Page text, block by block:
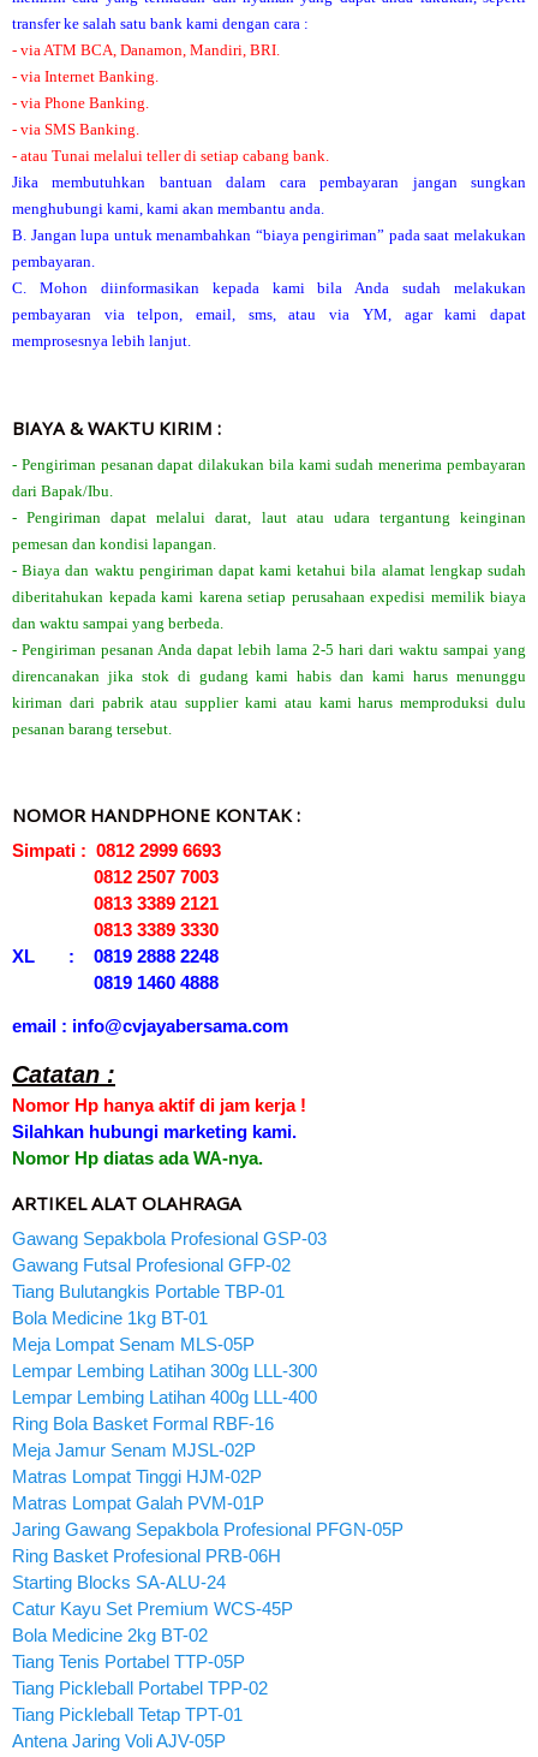
transfer ke salah satu bank kami dengan cara :
- via ATM BCA, Danamon, Mandiri, BRI.
- via Internet Banking.
- via Phone Banking.
- via SMS Banking.
- atau Tunai melalui teller di setiap cabang bank.
Jika membutuhkan bantuan dalam cara pembayaran jangan sungkan
menghubungi kami, kami akan membantu anda.
B. Jangan lupa untuk menambahkan “biaya pengiriman” pada saat melakukan
pembayaran.
C. Mohon diinformasikan kepada kami bila Anda sudah melakukan
pembayaran via telpon, email, sms, atau via YM, agar kami dapat
memprosesnya lebih lanjut.
BIAYA & WAKTU KIRIM :
- Pengiriman pesanan dapat dilakukan bila kami sudah menerima pembayaran
dari Bapak/Ibu.
- Pengiriman dapat melalui darat, laut atau udara tergantung keinginan
pemesan dan kondisi lapangan.
- Biaya dan waktu pengiriman dapat kami ketahui bila alamat lengkap sudah
diberitahukan kepada kami karena setiap perusahaan expedisi memilik biaya
dan waktu sampai yang berbeda.
- Pengiriman pesanan Anda dapat lebih lama 2-5 hari dari waktu sampai yang
direncanakan jika stok di gudang kami habis dan kami harus menunggu
kiriman dari pabrik atau supplier kami atau kami harus memproduksi dulu
pesanan barang tersebut.
NOMOR HANDPHONE KONTAK :
Simpati : 0812 2999 6693
0812 2507 7003
0813 3389 2121
0813 3389 3330
XL : 0819 2888 2248
0819 1460 4888
email : info@cvjayabersama.com
Catatan :
Nomor Hp hanya aktif di jam kerja !
Silahkan hubungi marketing kami.
Nomor Hp diatas ada WA-nya.
ARTIKEL ALAT OLAHRAGA
Gawang Sepakbola Profesional GSP-03
Gawang Futsal Profesional GFP-02
Tiang Bulutangkis Portable TBP-01
Bola Medicine 1kg BT-01
Meja Lompat Senam MLS-05P
Lempar Lembing Latihan 300g LLL-300
Lempar Lembing Latihan 400g LLL-400
Ring Bola Basket Formal RBF-16
Meja Jamur Senam MJSL-02P
Matras Lompat Tinggi HJM-02P
Matras Lompat Galah PVM-01P
Jaring Gawang Sepakbola Profesional PFGN-05P
Ring Basket Profesional PRB-06H
Starting Blocks SA-ALU-24
Catur Kayu Set Premium WCS-45P
Bola Medicine 2kg BT-02
Tiang Tenis Portabel TTP-05P
Tiang Pickleball Portabel TPP-02
Tiang Pickleball Tetap TPT-01
Antena Jaring Voli AJV-05P